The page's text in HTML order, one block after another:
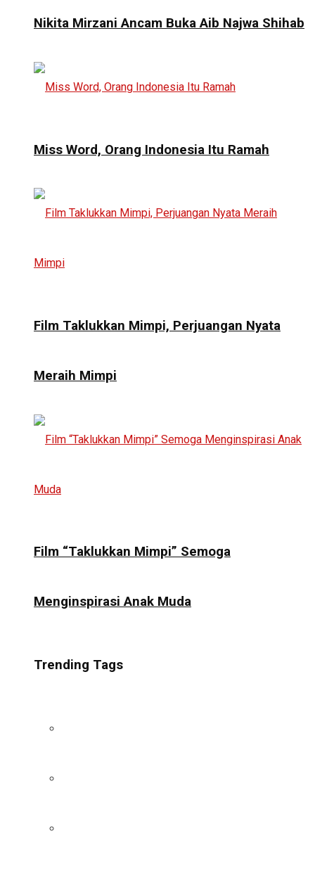
Nikita Mirzani Ancam Buka Aib Najwa Shihab
Miss Word, Orang Indonesia Itu Ramah
Film Taklukkan Mimpi, Perjuangan Nyata
Meraih Mimpi
Film “Taklukkan Mimpi” Semoga
Menginspirasi Anak Muda
Trending Tags